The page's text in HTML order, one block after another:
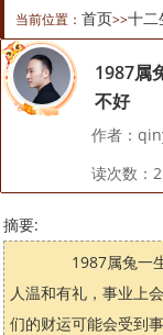
当前位置： 首页>>十二
1987属
不好
作者：
读次数：
摘要:
1987属兔一生
人温和有礼，事业上
们的财运可能会受到